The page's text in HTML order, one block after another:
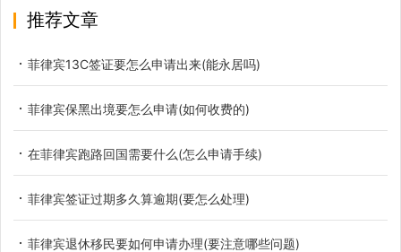
推荐文章
菲律宾13C签证要怎么申请出来(能永居吗)
菲律宾保黑出境要怎么申请(如何收费的)
在菲律宾跑路回国需要什么(怎么申请手续)
菲律宾签证过期多久算逾期(要怎么处理)
菲律宾退休移民要如何申请办理(要注意哪些问题)